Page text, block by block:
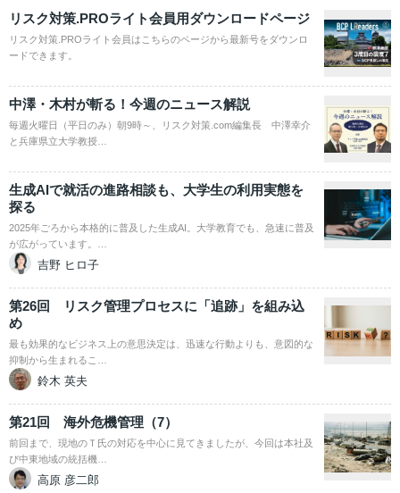
リスク対策.PROライト会員用ダウンロードページ
リスク対策.PROライト会員はこちらのページから最新号をダウンロ
ードできます。
中澤・木村が斬る！今週のニュース解説
毎週火曜日（平日のみ）朝9時～、リスク対策.com編集長 中澤幸介
と兵庫県立大学教授…
生成AIで就活の進路相談も、大学生の利用実態を
探る
2025年ごろから本格的に普及した生成AI。大学教育でも、急速に普及
が広がっています。…
吉野 ヒロ子
第26回 リスク管理プロセスに「追跡」を組み込
め
最も効果的なビジネス上の意思決定は、迅速な行動よりも、意図的な
抑制から生まれるこ…
鈴木 英夫
第21回 海外危機管理（7）
前回まで、現地のＴ氏の対応を中心に見てきましたが、今回は本社及
び中東地域の統括機…
高原 彦二郎